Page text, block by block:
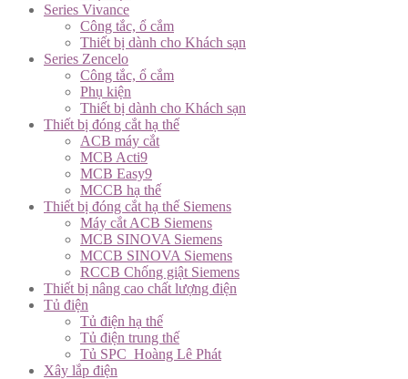
Series Vivance
Công tắc, ổ cắm
Thiết bị dành cho Khách sạn
Series Zencelo
Công tắc, ổ cắm
Phụ kiện
Thiết bị dành cho Khách sạn
Thiết bị đóng cắt hạ thế
ACB máy cắt
MCB Acti9
MCB Easy9
MCCB hạ thế
Thiết bị đóng cắt hạ thế Siemens
Máy cắt ACB Siemens
MCB SINOVA Siemens
MCCB SINOVA Siemens
RCCB Chống giật Siemens
Thiết bị nâng cao chất lượng điện
Tủ điện
Tủ điện hạ thế
Tủ điện trung thế
Tủ SPC_Hoàng Lê Phát
Xây lắp điện